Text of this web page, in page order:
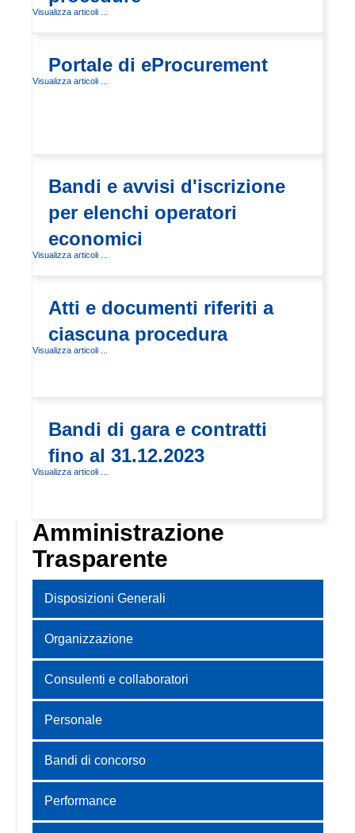
Visualizza articoli ...
Portale di eProcurement
Visualizza articoli ...
Bandi e avvisi d'iscrizione
per elenchi operatori
economici
Visualizza articoli ...
Atti e documenti riferiti a
ciascuna procedura
Visualizza articoli ...
Bandi di gara e contratti
fino al 31.12.2023
Visualizza articoli ...
Amministrazione
Trasparente
Disposizioni Generali
Organizzazione
Consulenti e collaboratori
Personale
Bandi di concorso
Performance